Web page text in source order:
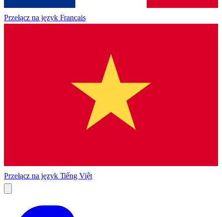
Przełącz na język Français
Przełącz na język Tiếng Việt